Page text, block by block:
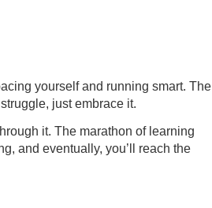
yourself and running smart. The
just embrace it.
it. The marathon of learning
and eventually, you’ll reach the